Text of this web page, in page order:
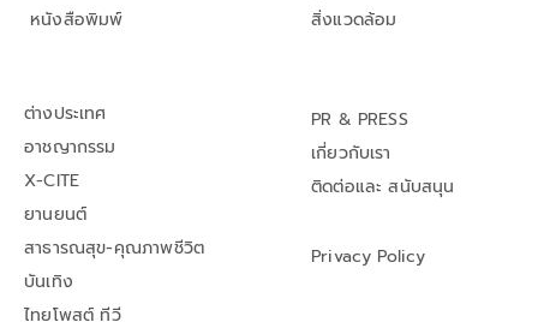
หนังสือพิมพ์
สิ่งแวดล้อม
ต่างประเทศ
อาชญากรรม
X-CITE
ยานยนต์
สาธารณสุข-คุณภาพชีวิต
บันเทิง
ไทยโพสต์ ทีวี
PR & PRESS
เกี่ยวกับเรา
ติดต่อและ สนับสนุน
Privacy Policy